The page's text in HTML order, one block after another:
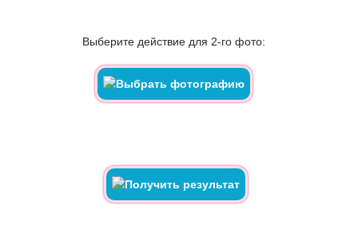
Выберите действие для 2-го фото: